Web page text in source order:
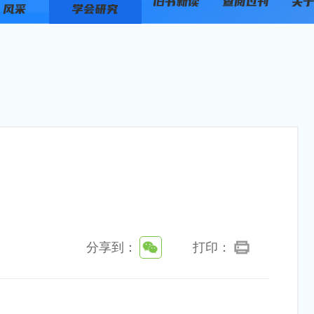
分享到： 打印：